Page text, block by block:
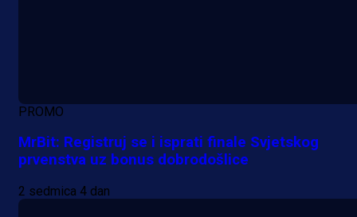
PROMO
MrBit: Registruj se i isprati finale Svjetskog
prvenstva uz bonus dobrodošlice
2 sedmica 4 dan